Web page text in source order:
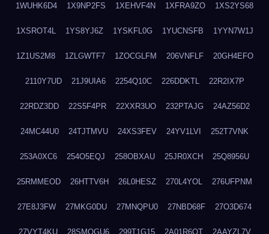
1WUHK6D4 1X9NP2FS 1XEHVF4N 1XFRA9ZO 1XS2YS68
1XSROT4L 1YS8YJ6Z 1YSKFL0G 1YUCNSFB 1YYN7W1J
1Z1US2M8 1ZLGWTF7 1ZOCGLFM 206VNFLF 20GH4EFO
2110Y7UD 21J9UIA6 2254Q10C 226DDKTL 22R2IX7P
22RDZ3DD 22S5F4PR 22XXR3UO 232PTAJG 24AZ56D2
24MC44U0 24TJTMVU 24XS3FEV 24YV1LVI 252T7VNK
253A0XC6 254O5EQJ 258OBXAU 25JR0XCH 25Q8956U
25RMMEOD 26HTTV6H 26L0HESZ 270L4YOL 276UFPNM
27E8J3FW 27MKG0DU 27MNQPU0 27NBD68F 27O3D674
27VYT4KU 28SMQGU6 299T1G15 2A01R6QT 2AAYZL7V